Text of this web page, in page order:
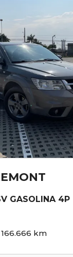
GASOLINA 4P
166.666 km